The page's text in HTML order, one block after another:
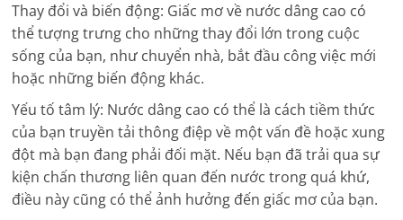
Thay đổi và biến động: Giấc mơ về nước dâng cao có
thể tượng trưng cho những thay đổi lớn trong cuộc
sống của bạn, như chuyển nhà, bắt đầu công việc mới
hoặc những biến động khác.
Yếu tố tâm lý: Nước dâng cao có thể là cách tiềm thức
của bạn truyền tải thông điệp về một vấn đề hoặc xung
đột mà bạn đang phải đối mặt. Nếu bạn đã trải qua sự
kiện chấn thương liên quan đến nước trong quá khứ,
điều này cũng có thể ảnh hưởng đến giấc mơ của bạn.